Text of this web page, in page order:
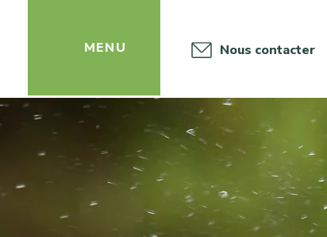
‎ ‎ ‎ ‎ ‎ ‎MENU Nous contacter